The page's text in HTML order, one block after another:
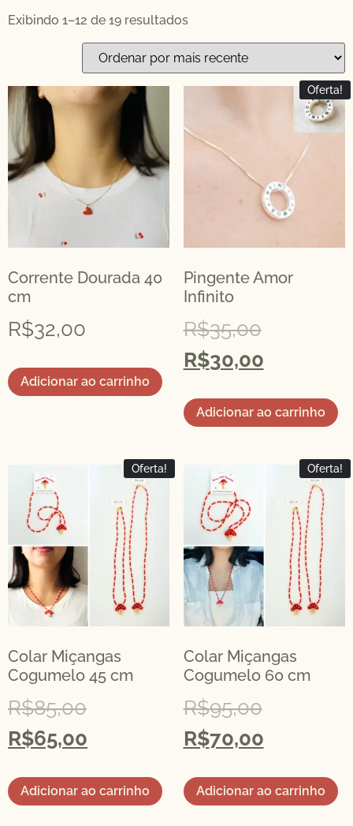
Exibindo 1–12 de 19 resultados
Corrente Dourada 40
cm
R$32,00
Adicionar ao carrinho
Oferta!
Pingente Amor
Infinito
R$35,00
R$30,00
Adicionar ao carrinho
Oferta!
Colar Miçangas
Cogumelo 45 cm
R$85,00
R$65,00
Adicionar ao carrinho
Oferta!
Colar Miçangas
Cogumelo 60 cm
R$95,00
R$70,00
Adicionar ao carrinho